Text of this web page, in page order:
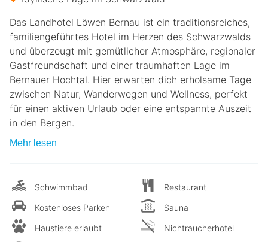
Das Landhotel Löwen Bernau ist ein traditionsreiches,
familiengeführtes Hotel im Herzen des Schwarzwalds
und überzeugt mit gemütlicher Atmosphäre, regionaler
Gastfreundschaft und einer traumhaften Lage im
Bernauer Hochtal. Hier erwarten dich erholsame Tage
zwischen Natur, Wanderwegen und Wellness, perfekt
für einen aktiven Urlaub oder eine entspannte Auszeit
in den Bergen.
Mehr lesen
Schwimmbad
Kostenloses Parken
Haustiere erlaubt
Restaurant
Sauna
Nichtraucherhotel